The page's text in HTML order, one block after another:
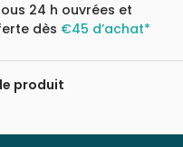
24 h ouvrées et
dès €45 d’achat*
produit
Magnolia